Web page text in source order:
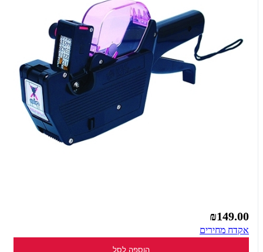
₪149.00
אקדח מחירים
הוספה לסל